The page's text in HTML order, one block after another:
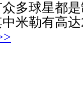
多球星都
米勒有高达